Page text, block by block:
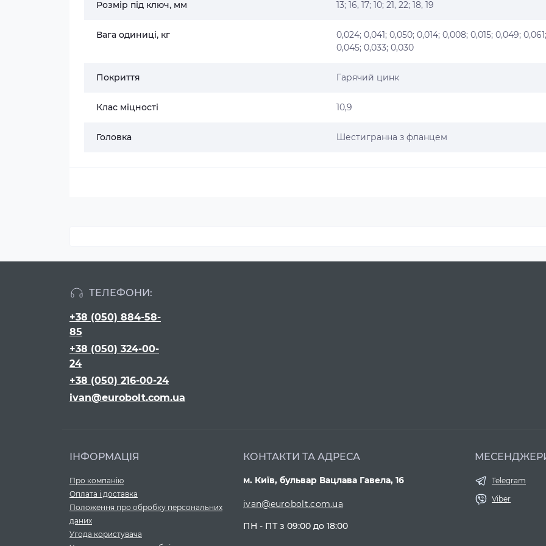
Розмір під ключ, мм 13; 16, 17; 10; 21, 22; 18, 19
Вага одиниці, кг
0,024; 0,041; 0,050; 0,014; 0,008; 0,015; 0,049; 0,061;
0,045; 0,033; 0,030
Покриття Гарячий цинк
Клас міцності 10,9
Головка Шестигранна з фланцем
ТЕЛЕФОНИ:
+38 (050) 884-58-
85
+38 (050) 324-00-
24
+38 (050) 216-00-24
ivan@eurobolt.com.ua
ІНФОРМАЦІЯ
Про компанію
Оплата і доставка
Положення про обробку персональних
даних
Угода користувача
КОНТАКТИ ТА АДРЕСА
м. Київ, бульвар Вацлава Гавела, 16
ivan@eurobolt.com.ua
ПН - ПТ з 09:00 до 18:00
Telegram
Viber